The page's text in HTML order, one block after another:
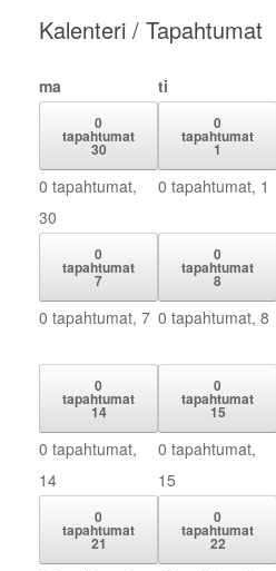
Kalenteri / Tapahtumat
ma ti
0
tapahtumat
30
0 tapahtumat,
30
0
tapahtumat
1
0 tapahtumat, 1
0
tapahtumat
7
0 tapahtumat, 7
0
tapahtumat
8
0 tapahtumat, 8
0
tapahtumat
14
0 tapahtumat,
14
0
tapahtumat
15
0 tapahtumat,
15
0
tapahtumat
21
0
tapahtumat
22